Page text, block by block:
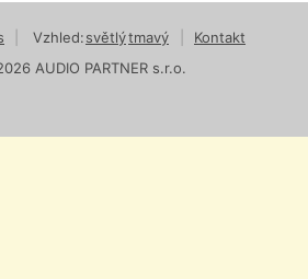
Vzhled:světlýtmavý
Kontakt
AUDIO PARTNER s.r.o.